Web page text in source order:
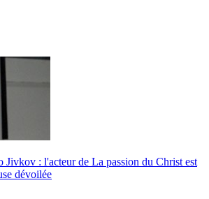
: l'acteur de La passion du Christ est
dévoilée